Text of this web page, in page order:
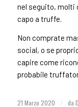
nel seguito, molti
capo a truffe.
Non comprate
social, o se
capire come
probabile
21 Marzo 2020 / da